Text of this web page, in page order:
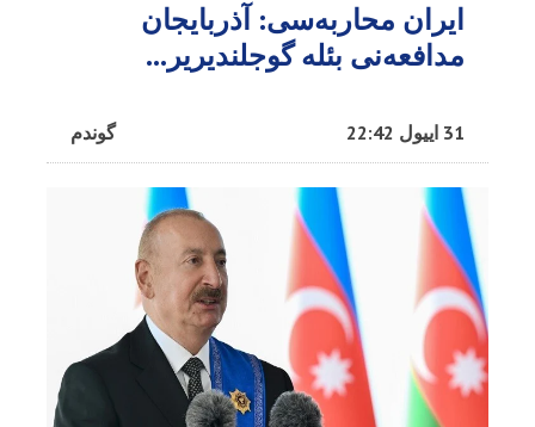
ایران محاربه‌سی: آذربایجان
مدافعه‌نی بئله گوجلندیریر...
گوندم 31 اییول 22:42